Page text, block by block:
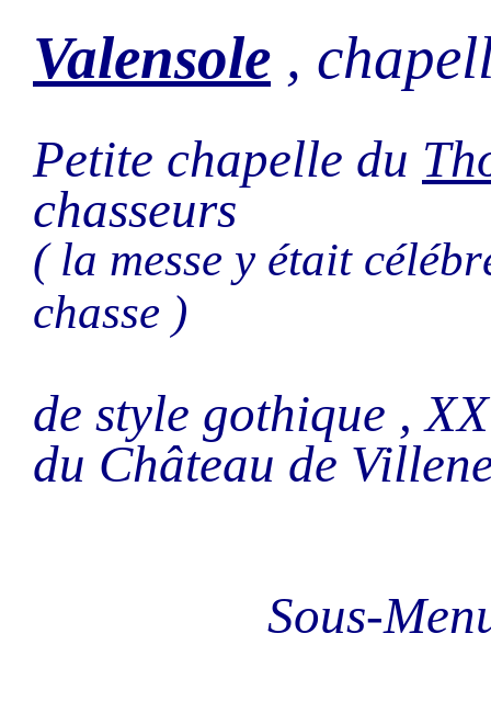
Valensole ,
Petite chapelle du
chasseurs
( la messe y était
chasse )
de style gothique ,
du Château de
Sous-